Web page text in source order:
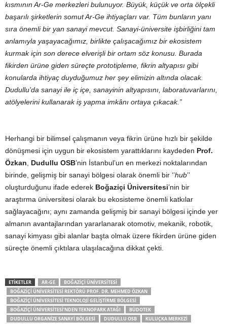
kısmının Ar-Ge merkezleri bulunuyor. Büyük, küçük ve orta ölçekli
başarılı şirketlerin somut Ar-Ge ihtiyaçları var. Tüm bunların yanı
sıra önemli bir yan sanayi mevcut. Sanayi-üniversite işbirliğini tam
anlamıyla yaşayacağımız, birlikte çalışacağımız bir ekosistem
kurmak için son derece elverişli bir ortam söz konusu. Burada
fikirden ürüne giden süreçte prototipleme, fikrin altyapısı gibi
konularda ihtiyaç duyduğumuz her şey elimizin altında olacak.
Dudullu’da sanayi ile iç içe, sanayinin altyapısını, laboratuvarlarını,
atölyelerini kullanarak iş yapma imkânı ortaya çıkacak.”
Herhangi bir bilimsel çalışmanın veya fikrin ürüne hızlı bir şekilde
dönüşmesi için uygun bir ekosistem yarattıklarını kaydeden Prof.
Özkan
Dudullu OSB’nin İstanbul’un en merkezi noktalarından
birinde, gelişmiş bir sanayi bölgesi olarak önemli bir ‘’hub’’
oluşturduğunu ifade ederek Boğaziçi Üniversitesi’nin bir
araştırma üniversitesi olarak bu ekosisteme önemli katkılar
sağlayacağını; aynı zamanda gelişmiş bir sanayi bölgesi içinde yer
almanın avantajlarından yararlanarak otomotiv, mekanik, robotik,
sanayi kimyası gibi alanlar başta olmak üzere fikirden ürüne giden
süreçte önemli çıktılara ulaşılacağına dikkat çekti.
ETIKETLER AR-GE
BOĞAZIÇI ÜNIVERSITESI
BOĞAZIÇI ÜNIVERSITESI REKTÖRÜ PROF. DR. MEHMED ÖZKAN
BOĞAZIÇI ÜNIVERSITESI TEKNOLOJI GELIŞTIRME BÖLGESI
BOĞAZIÇI ÜNIVERSITESI’NDEN TEKNOPARK ATAĞI
BÜDOTEK
DUDULLU ORGANIZE SANAYI BÖLGESI
DUDULLU OSB
KULUÇKA MERKEZI